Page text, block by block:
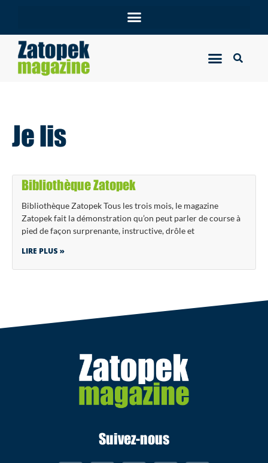
Je lis
Bibliothèque Zatopek
Bibliothèque Zatopek Tous les trois mois, le magazine
Zatopek fait la démonstration qu’on peut parler de course à
pied de façon surprenante, instructive, drôle et
LIRE PLUS »
Suivez-nous